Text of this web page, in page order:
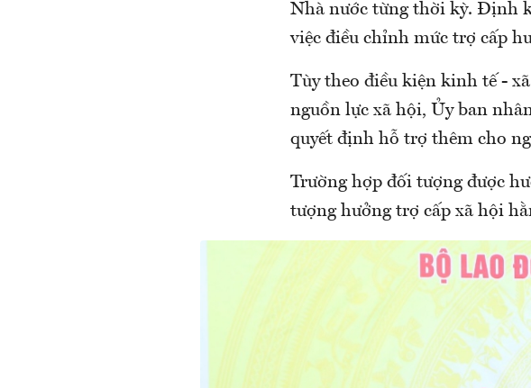
Nhà nước từng thời kỳ. Định
việc điều chỉnh mức trợ cấp
Tùy theo điều kiện kinh tế -
nguồn lực xã hội, Ủy ban
quyết định hỗ trợ thêm cho
Trường hợp đối tượng được
tượng hưởng trợ cấp xã hội